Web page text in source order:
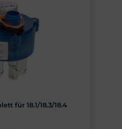
für 18.1/18.3/18.4